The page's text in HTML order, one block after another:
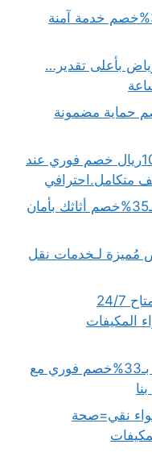
نقل عفش من جدة الي مكة بـ35%خصم خدمة آمنة
بأعلى تقدير…
عفش جدة بـ35%خصم حماية مضمونة
دينا نقل عفش بحي السويدي..100ريال خصم فوري عند
متكامل.احترافي
نقل عفش من جدة الى الرياض بـ35%خصم أثاثك بأمان
لـخدمات نقل
شراء مكيفات مستعمله بالرياض متاح 24/7
المكيفات
نجار بالرياض|نجار خشب الرياض بـ33%خصم فوري مع
نقي=صحة